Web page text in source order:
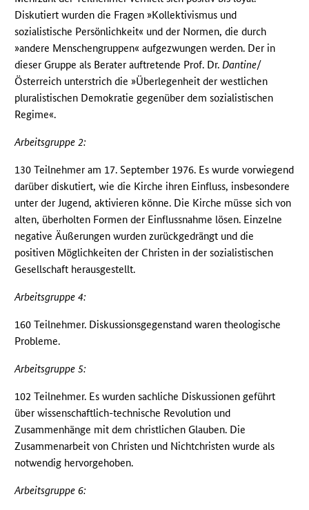
Diskutiert wurden die Fragen »Kollektivismus und
sozialistische Persönlichkeit« und der Normen, die durch
»andere Menschengruppen« aufgezwungen werden. Der in
dieser Gruppe als Berater auftretende Prof. Dr. Dantine/
Österreich unterstrich die »Überlegenheit der westlichen
pluralistischen Demokratie gegenüber dem sozialistischen
Regime«.
Arbeitsgruppe 2:
130 Teilnehmer am 17. September 1976. Es wurde vorwiegend
darüber diskutiert, wie die Kirche ihren Einfluss, insbesondere
unter der Jugend, aktivieren könne. Die Kirche müsse sich von
alten, überholten Formen der Einflussnahme lösen. Einzelne
negative Äußerungen wurden zurückgedrängt und die
positiven Möglichkeiten der Christen in der sozialistischen
Gesellschaft herausgestellt.
Arbeitsgruppe 4:
160 Teilnehmer. Diskussionsgegenstand waren theologische
Probleme.
Arbeitsgruppe 5:
102 Teilnehmer. Es wurden sachliche Diskussionen geführt
über wissenschaftlich-technische Revolution und
Zusammenhänge mit dem christlichen Glauben. Die
Zusammenarbeit von Christen und Nichtchristen wurde als
notwendig hervorgehoben.
Arbeitsgruppe 6: